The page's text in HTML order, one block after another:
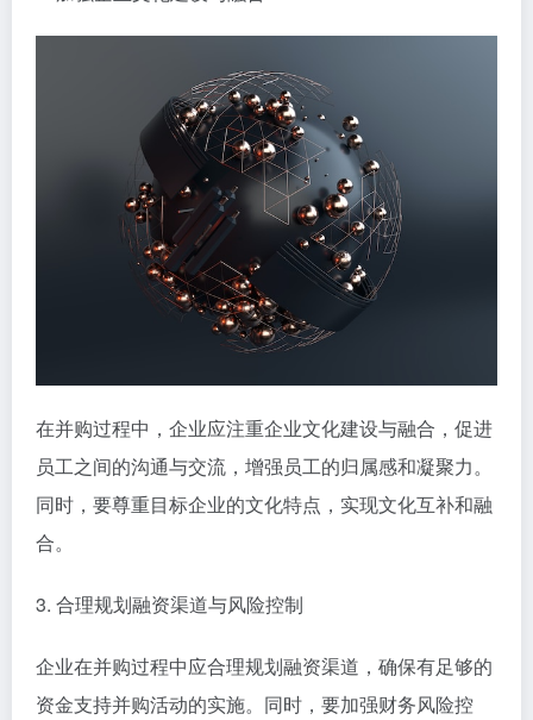
在并购过程中，企业应注重企业文化建设与融合，促进
员工之间的沟通与交流，增强员工的归属感和凝聚力。
同时，要尊重目标企业的文化特点，实现文化互补和融
合。
3. 合理规划融资渠道与风险控制
企业在并购过程中应合理规划融资渠道，确保有足够的
资金支持并购活动的实施。同时，要加强财务风险控